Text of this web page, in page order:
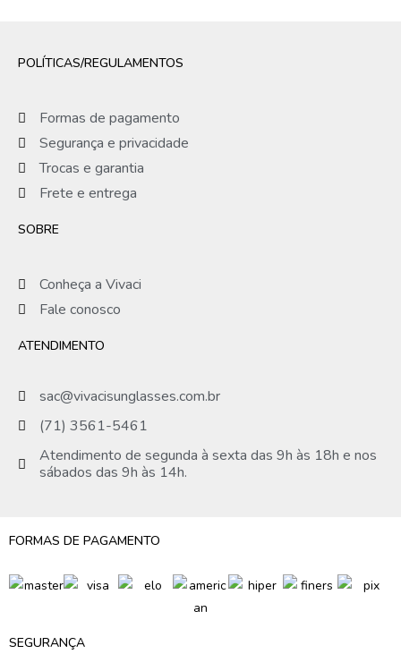
POLÍTICAS/REGULAMENTOS
Formas de pagamento
Segurança e privacidade
Trocas e garantia
Frete e entrega
SOBRE
Conheça a Vivaci
Fale conosco
ATENDIMENTO
sac@vivacisunglasses.com.br
(71) 3561-5461
Atendimento de segunda à sexta das 9h às 18h e nos
sábados das 9h às 14h.
FORMAS DE PAGAMENTO
SEGURANÇA